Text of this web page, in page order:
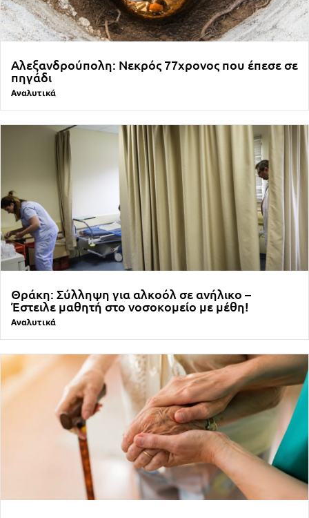
Αλεξανδρούπολη: Νεκρός 77χρονος που έπεσε σε
πηγάδι
Αναλυτικά
Θράκη: Σύλληψη για αλκοόλ σε ανήλικο –
Έστειλε μαθητή στο νοσοκομείο με μέθη!
Αναλυτικά